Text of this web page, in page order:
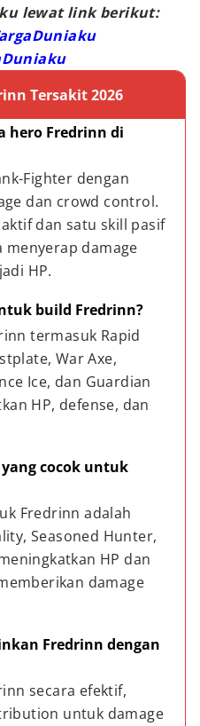
lewat link berikut:
Tersakit 2026
hero Fredrinn di
Fighter dengan
dan crowd control.
dan satu skill pasif
menyerap damage
HP.
build Fredrinn?
termasuk Rapid
War Axe,
Ice, dan Guardian
HP, defense, dan
cocok untuk
Fredrinn adalah
Seasoned Hunter,
HP dan
damage
Fredrinn dengan
secara efektif,
untuk damage